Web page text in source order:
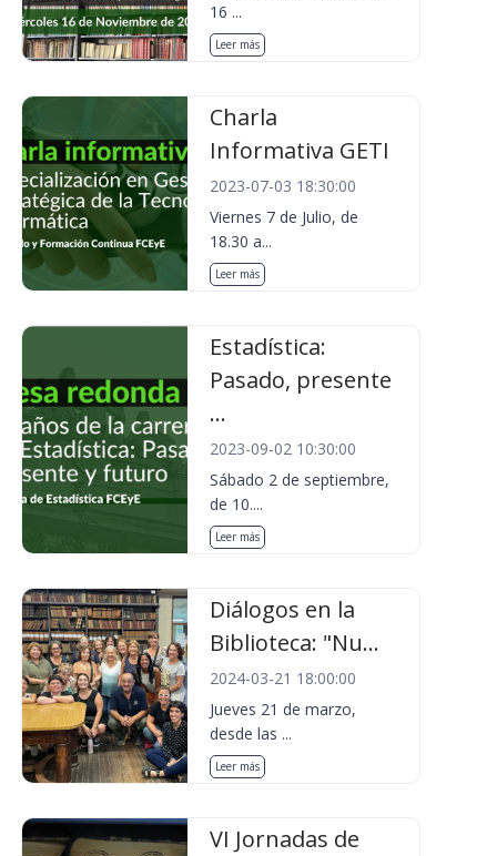
16 ...
Leer más
Charla
Informativa GETI
2023-07-03 18:30:00
Viernes 7 de Julio, de
18.30 a...
Leer más
Estadística:
Pasado, presente
...
2023-09-02 10:30:00
Sábado 2 de septiembre,
de 10....
Leer más
Diálogos en la
Biblioteca: "Nu...
2024-03-21 18:00:00
Jueves 21 de marzo,
desde las ...
Leer más
VI Jornadas de